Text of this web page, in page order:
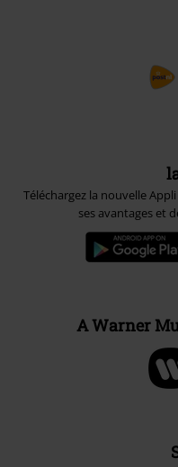
Téléchargez la nouvelle
ses avantages et
A Warner